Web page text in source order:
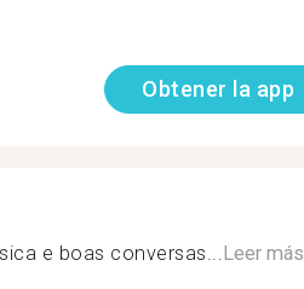
Obtener la app
e boas conversas...Leer más